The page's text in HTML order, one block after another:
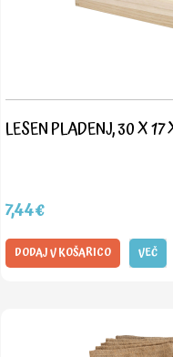
LESEN PLADENJ, 30 X 17
7,44€
DODAJ V KOŠARICO VEČ